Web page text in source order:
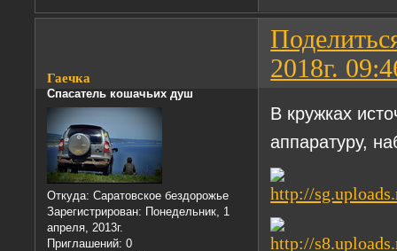
2018г.
Гаечка
Спасатель кошачьих душ
Откуда: Саратовское бездорожье
Зарегистрирован: Понедельник, 1
апреля, 2013г.
Приглашений: 0
В кружках
аппаратуру,